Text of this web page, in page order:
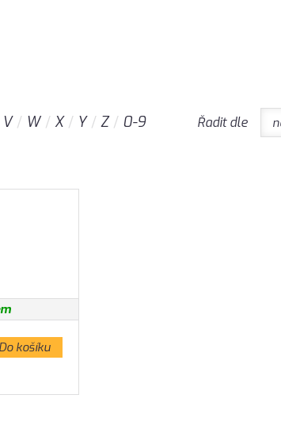
V W X Y Z 0-9 Řadit dle
Do košíku